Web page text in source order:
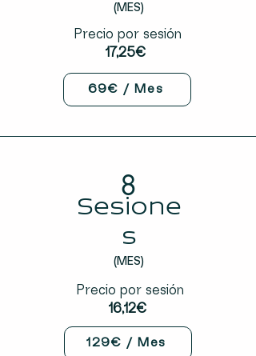
(MES)
Precio por sesión
17,25€
69€ / Mes
8
Sesione
s
(MES)
Precio por sesión
16,12€
129€ / Mes